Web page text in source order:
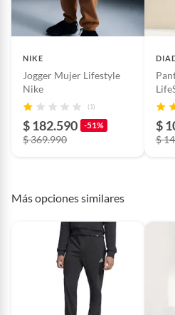
Modelo
País de origen
Composición
Tecnología del
material
No
NIKE
Jogger Mujer Lifestyle
Nike
(1)
$ 182.590 -51%
$ 369.990
$
$
Más opciones similares